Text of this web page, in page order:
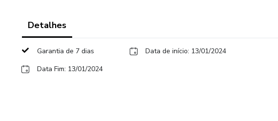
Detalhes
Garantia de 7 dias
Data de início: 13/01/2024
Data Fim: 13/01/2024